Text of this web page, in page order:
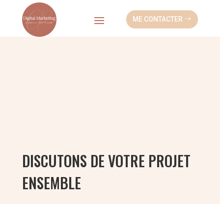
ME CONTACTER
DISCUTONS DE VOTRE PROJET
ENSEMBLE